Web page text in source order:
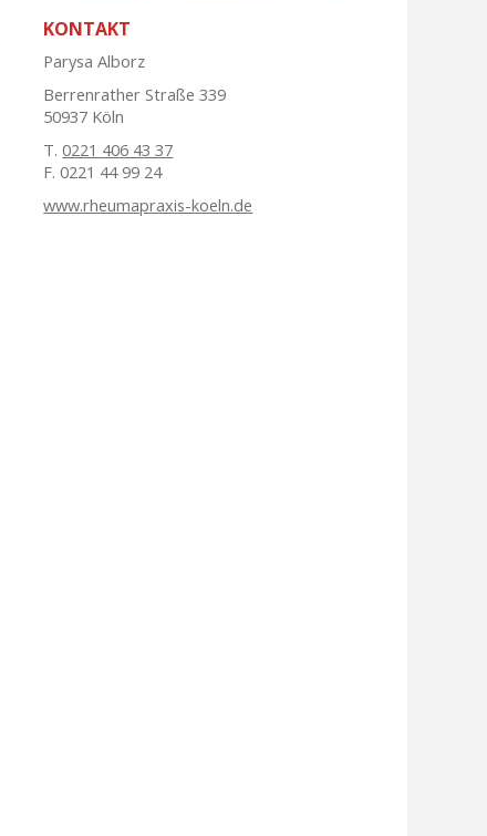
KONTAKT
Parysa Alborz
Berrenrather Straße 339
50937 Köln
T.0221 406 43 37
F. 0221 44 99 24
www.rheumapraxis-koeln.de